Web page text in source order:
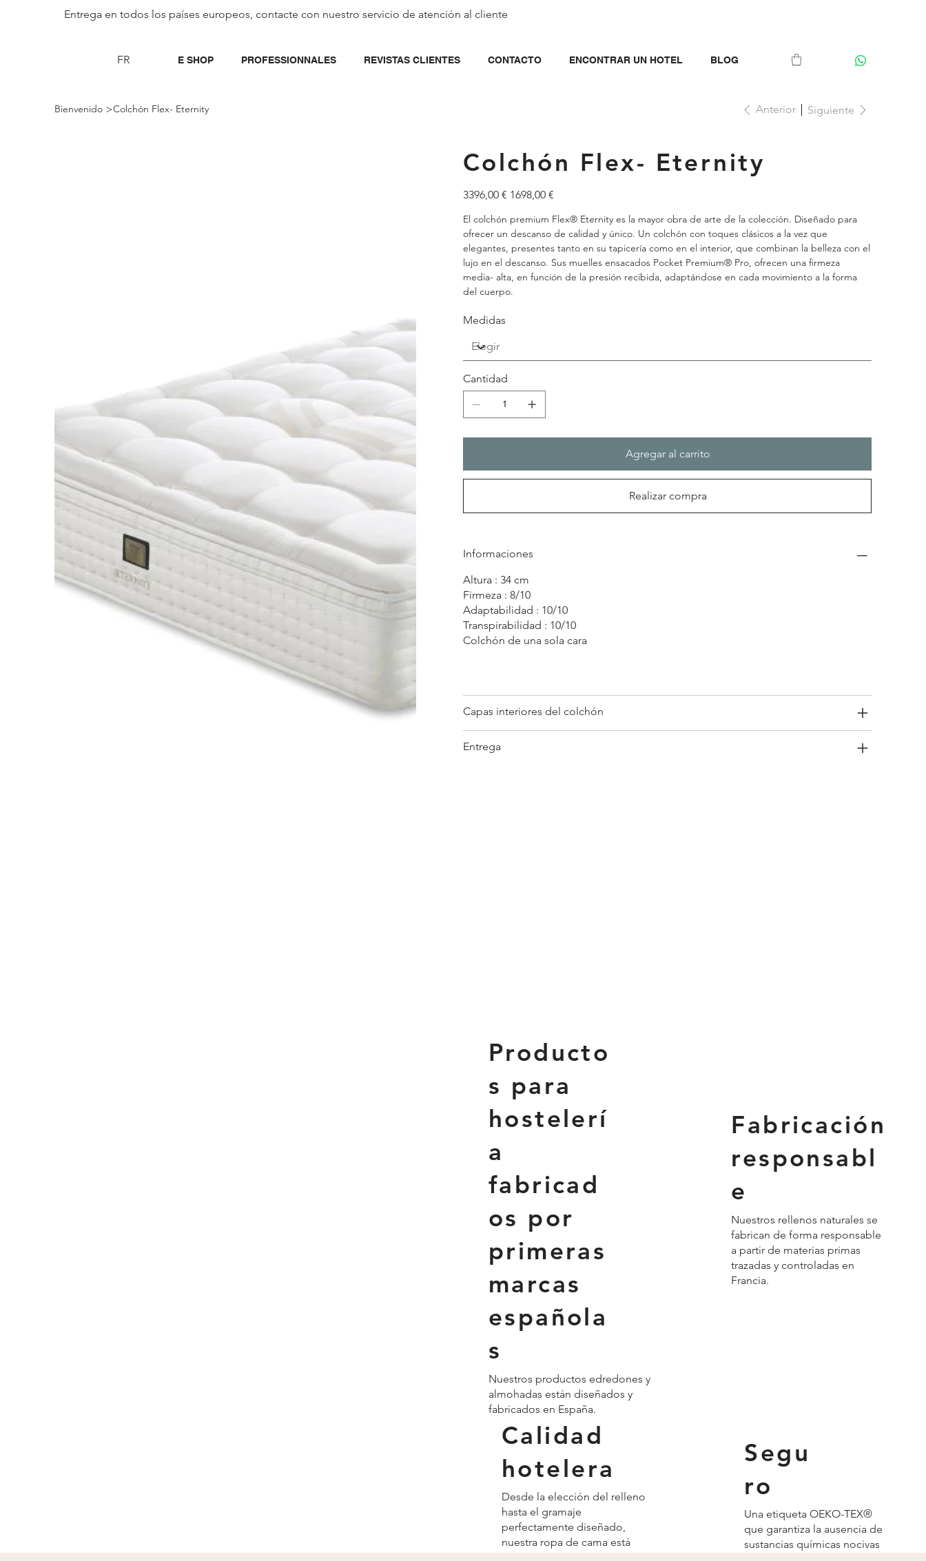
Entrega en todos los países europeos, contacte con nuestro servicio de atención al cliente
E SHOP PROFESSIONNALES REVISTAS CLIENTES CONTACTO ENCONTRAR UN HOTEL BLOG
FR
Bienvenido >Colchón Flex- Eternity Anterior Siguiente
Colchón Flex- Eternity
Precio
original
3396,00 €
Precio
de
1698,00 €
El colchón premium Flex® Eternity es la mayor obra de arte de la colección. Diseñado para
ofrecer un descanso de calidad y único. Un colchón con toques clásicos a la vez que
elegantes, presentes tanto en su tapicería como en el interior, que combinan la belleza con el
lujo en el descanso. Sus muelles ensacados Pocket Premium® Pro, ofrecen una firmeza
media- alta, en función de la presión recibida, adaptándose en cada movimiento a la forma
del cuerpo.
Medidas
Cantidad
Agregar al carrito
Realizar compra
Informaciones
Altura : 34 cm
Firmeza : 8/10
Adaptabilidad : 10/10
Transpirabilidad : 10/10
Colchón de una sola cara
Capas interiores del colchón
Entrega
Producto
s para
hostelerí
a
fabricad
os por
primeras
marcas
española
s
Nuestros productos edredones y
almohadas están diseñados y
fabricados en España.
Calidad
hotelera
Desde la elección del relleno
hasta el gramaje
perfectamente diseñado,
nuestra ropa de cama está
Fabricación
responsabl
e
Nuestros rellenos naturales se
fabrican de forma responsable
a partir de materias primas
trazadas y controladas en
Francia.
Segu
ro
Una etiqueta OEKO-TEX®
que garantiza la ausencia de
sustancias químicas nocivas